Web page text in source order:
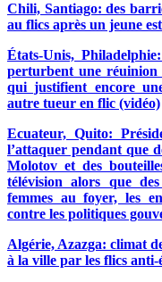
Chili, Santiago: des
au flics après un jeune
États-Unis,
perturbent une
qui justifient encore
autre tueur en flic (vidéo)
Ecuateur, Quito:
l’attaquer pendant que
Molotov et des
télévision alors que
femmes au foyer, les
contre les politiques
Algérie, Azazga: climat
à la ville par les flics anti-